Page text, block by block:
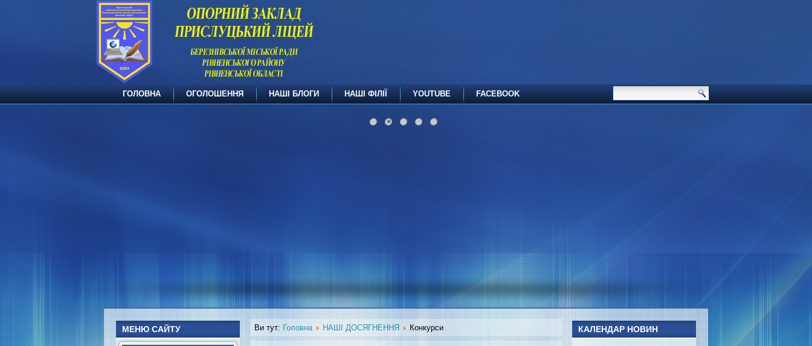
ГОЛОВНА ОГОЛОШЕННЯ НАШІ БЛОГИ НАШІ ФІЛІЇ YOUTUBE FACEBOOK
МЕНЮ САЙТУ Ви тут: Головна НАШІ ДОСЯГНЕННЯ Конкурси КАЛЕНДАР НОВИН